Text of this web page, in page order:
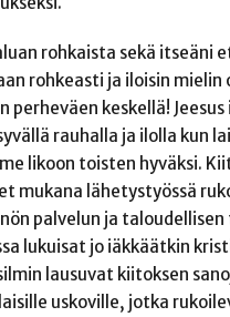
rohkaista sekä itseäni
rohkeasti ja iloisin mielin
perheväen keskellä!
rauhalla ja ilolla kun
likoon toisten hyväksi.
mukana lähetystyössä
palvelun ja
lukuisat jo iäkkäätkin
lausuvat kiitoksen
uskoville, jotka